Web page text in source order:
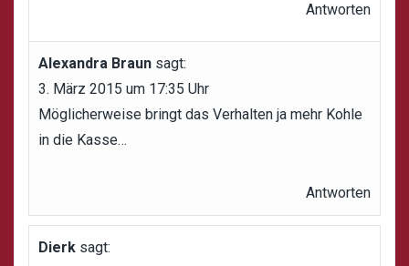
Antworten
Alexandra Braun sagt:
3. März 2015 um 17:35 Uhr
Möglicherweise bringt das Verhalten ja mehr Kohle
in die Kasse…
Antworten
Dierk sagt: